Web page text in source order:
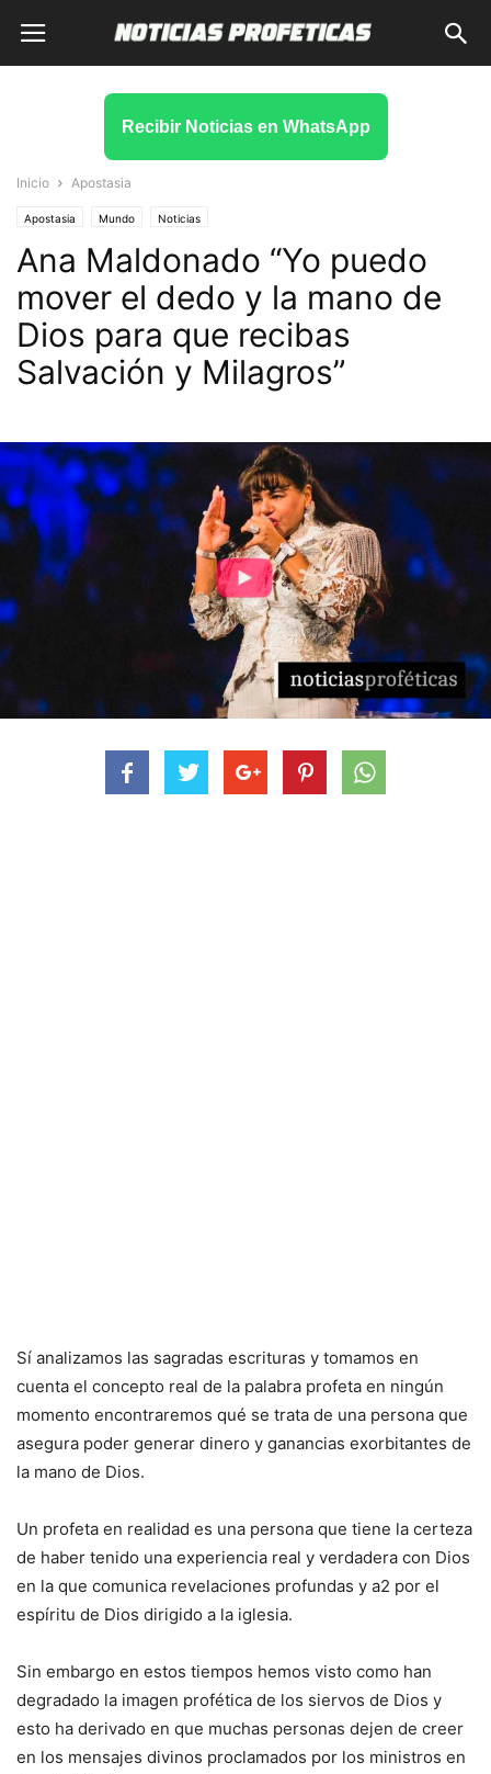
Recibir Noticias en WhatsApp
Inicio Apostasia
Apostasia Mundo Noticias
Ana Maldonado “Yo puedo
mover el dedo y la mano de
Dios para que recibas
Salvación y Milagros”
Sí analizamos las sagradas escrituras y tomamos en
cuenta el concepto real de la palabra profeta en ningún
momento encontraremos qué se trata de una persona que
asegura poder generar dinero y ganancias exorbitantes de
la mano de Dios.
Un profeta en realidad es una persona que tiene la certeza
de haber tenido una experiencia real y verdadera con Dios
en la que comunica revelaciones profundas y a2 por el
espíritu de Dios dirigido a la iglesia.
Sin embargo en estos tiempos hemos visto como han
degradado la imagen profética de los siervos de Dios y
esto ha derivado en que muchas personas dejen de creer
en los mensajes divinos proclamados por los ministros en